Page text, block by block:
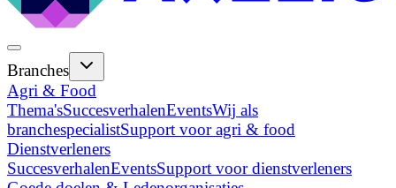
Branches
Agri & Food
Thema'sSuccesverhalenEventsWij als
branchespecialistSupport voor agri & food
Dienstverleners
SuccesverhalenEventsSupport voor dienstverleners